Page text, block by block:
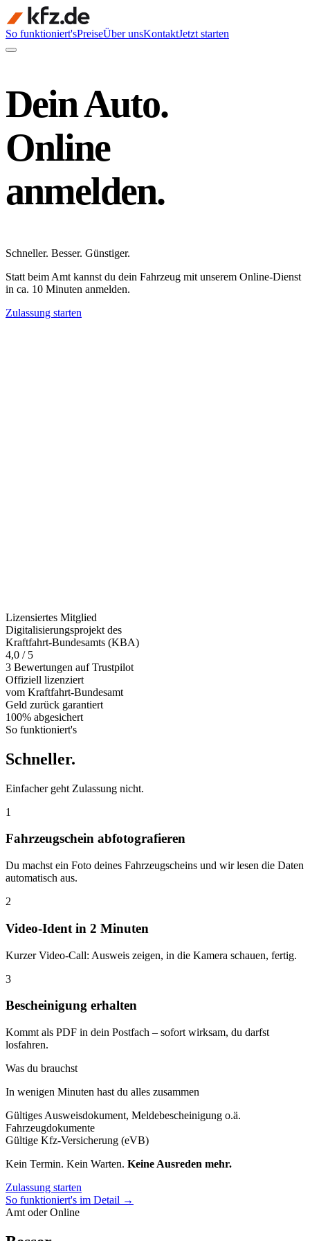
So funktioniert'sPreiseÜber unsKontaktJetzt starten
Dein Auto.
Online
anmelden.
Schneller. Besser. Günstiger.
Statt beim Amt kannst du dein Fahrzeug mit unserem Online-Dienst
in ca. 10 Minuten anmelden.
Zulassung starten
Lizensiertes Mitglied
Digitalisierungsprojekt des
Kraftfahrt-Bundesamts (KBA)
4,0 / 5
3 Bewertungen auf Trustpilot
Offiziell lizenziert
vom Kraftfahrt-Bundesamt
Geld zurück garantiert
100% abgesichert
So funktioniert's
Schneller.
Einfacher geht Zulassung nicht.
1
Fahrzeugschein abfotografieren
Du machst ein Foto deines Fahrzeugscheins und wir lesen die Daten
automatisch aus.
2
Video-Ident in 2 Minuten
Kurzer Video-Call: Ausweis zeigen, in die Kamera schauen, fertig.
3
Bescheinigung erhalten
Kommt als PDF in dein Postfach – sofort wirksam, du darfst
losfahren.
Was du brauchst
In wenigen Minuten hast du alles zusammen
Gültiges Ausweisdokument, Meldebescheinigung o.ä.
Fahrzeugdokumente
Gültige Kfz-Versicherung (eVB)
Kein Termin. Kein Warten. Keine Ausreden mehr.
Zulassung starten
So funktioniert's im Detail →
Amt oder Online